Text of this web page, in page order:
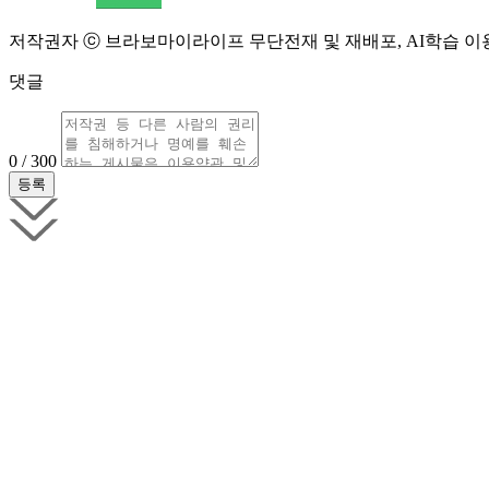
저작권자 ⓒ 브라보마이라이프 무단전재 및 재배포, AI학습 이
댓글
0 / 300